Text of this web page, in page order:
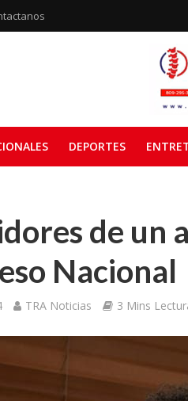
DEPORTES
de un
Nacional
TRA Noticias 3 Mins